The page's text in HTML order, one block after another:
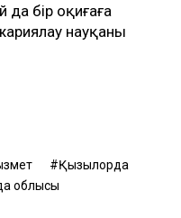
да бір оқиғаға
науқаны
Қызылорда
облысы